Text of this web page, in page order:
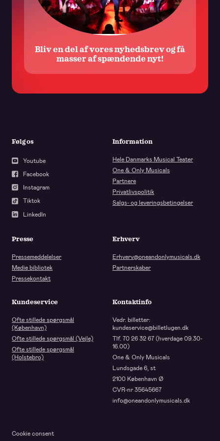
Bliv en del af vores nyhedsbrev og få
masser af spændende nyt!
Følg os
Youtube
Facebook
Instagram
Tiktok
LinkedIn
Information
Hele Danmarks Musical Teater
One & Only Musicals
Partnere
Privatlivspolitik
Salgs- og leveringsbetingelser
Presse
Pressemeddelelser
Medie bibliotek
Pressekontakt
Erhverv
Erhverv@oneandonlymusicals.dk
Partnerskaber
Kundeservice
Ofte stillede spørgsmål
(København)
Ofte stillede spørgsmål (Vejle)
Ofte stillede spørgsmål
(Holstebro)
Kontaktinfo
Vedr. billetter:
kundeservice@billetlugen.dk
Tlf. 70 26 32 67 (hverdage 09.30-
16.00)
One & Only Musicals
Lundsgade 6, st
2100 København Ø
CVR-nr 35645667
info@oneandonlymusicals.dk
Cookie consent